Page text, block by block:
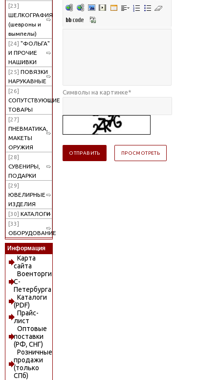
[23]
ШЕЛКОГРАФИЯ
(шевроны и
вымпелы)
[24] "ФОЛЬГА"
И ПРОЧИЕ
НАШИВКИ
[25] ПОВЯЗКИ
НАРУКАВНЫЕ
[26]
СОПУТСТВУЮЩИЕ
ТОВАРЫ
[27]
ПНЕВМАТИКА,
МАКЕТЫ
ОРУЖИЯ
[28]
СУВЕНИРЫ,
ПОДАРКИ
[29]
ЮВЕЛИРНЫЕ
ИЗДЕЛИЯ
[30] КАТАЛОГИ
[33]
ОБОРУДОВАНИЕ
Информация
Карта
сайта
Военторги
С-
Петербурга
Каталоги
(PDF)
Прайс-
лист
Оптовые
поставки
(РФ, СНГ)
Розничные
продажи
(только
СПб)
Символы на картинке*